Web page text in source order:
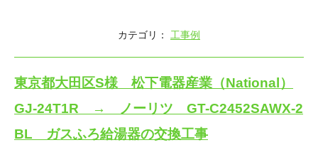
カテゴリ： 工事例
東京都大田区S様 松下電器産業（National）
GJ-24T1R → ノーリツ GT-C2452SAWX-2
BL ガスふろ給湯器の交換工事